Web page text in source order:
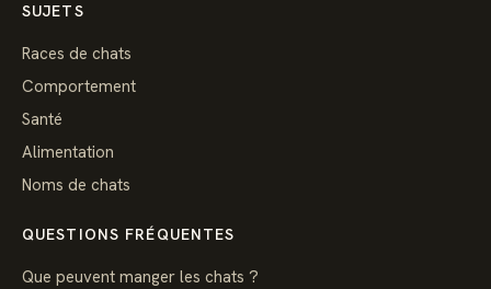
SUJETS
Races de chats
Comportement
Santé
Alimentation
Noms de chats
QUESTIONS FRÉQUENTES
Que peuvent manger les chats ?